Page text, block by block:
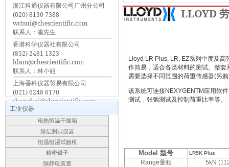
浙江科通仪器有限公司广州分公司
(020) 8130 7388
wctsui@chescientific.com
联系人：崔先生
香港科学仪器社有限公司
(852) 2481 1323
hlam@chescientific.com
联系人：林小姐
上海香科仪器贸易有限公司
(021) 6248 6170
shanghai@chescientific.com
联系人：车先生
工业仪器
电热恒温干燥箱
涂层测试仪器
恒温恒湿试验机
精密镊子
除静电装置
LLOYD
Lloyd LR Plus, LR, EZ系列中度及
作简易﹐适合各类材料的测试。整
需要选择不同范围的荷重传感器(另
该系统可连接NEXYGENTM应用软
测试﹑张弛测试及控制荷重比率等。
Model型号 LR5K Plus
Range量程
5kN